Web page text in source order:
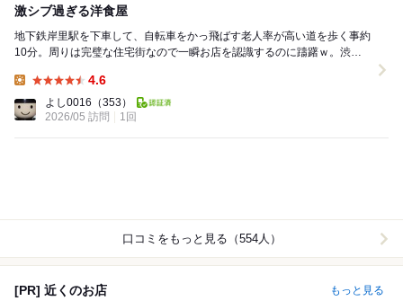
激シブ過ぎる洋食屋
地下鉄岸里駅を下車して、自転車をかっ飛ばす老人率が高い道を歩く事約
10分。周りは完璧な住宅街なので一瞬お店を認識するのに躊躇ｗ。渋い
4.6
よし0016 （353）
2026/05 訪問
1回
口コミをもっと見る（554人）
[PR] 近くのお店 もっと見る